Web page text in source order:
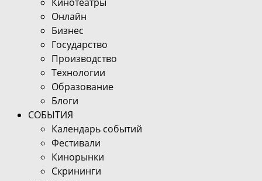
Онлайн
Бизнес
Государство
Производство
Технологии
Образование
Блоги
СОБЫТИЯ
Календарь событий
Фестивали
Кинорынки
Скрининги